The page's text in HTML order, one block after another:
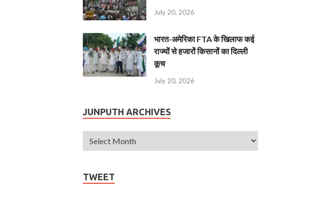
July 20, 2026
भारत-अमेरिका FTA के खिलाफ कई
राज्यों से हजारों किसानों का दिल्ली
कूच
July 20, 2026
JUNPUTH ARCHIVES
TWEET